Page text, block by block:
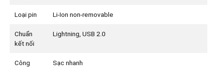
Loại pin Li-Ion non-removable
Chuẩn
kết nối
Lightning, USB 2.0
Công
Sạc nhanh